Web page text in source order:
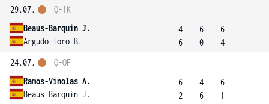
29.07.
Beaus-Barquin J.
Argudo-Toro B.
Q-1K
4
6
6
0
6
4
24.07.
Ramos-Vinolas A.
Beaus-Barquin J.
Q-OF
6
2
4
6
6
1